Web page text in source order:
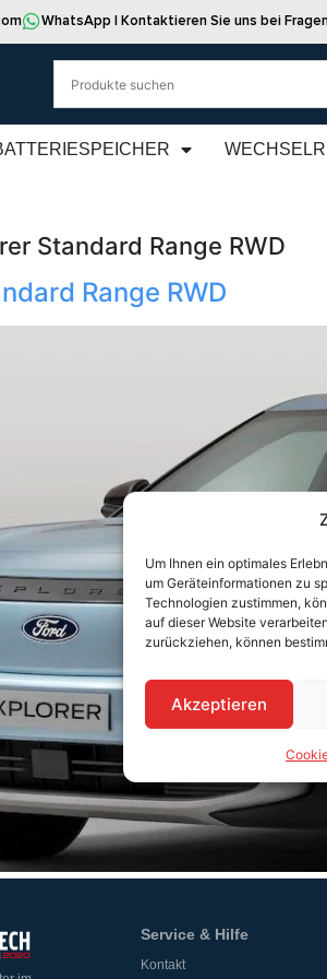
Um Ihnen ein optimales
um Geräteinformationen zu
Technologien zustimmen,
auf dieser Website
zurückziehen, können
Akzeptieren
WhatsApp | Kontaktieren Sie uns bei
Standard Range RWD
Range RWD
Service & Hilfe
Kontakt